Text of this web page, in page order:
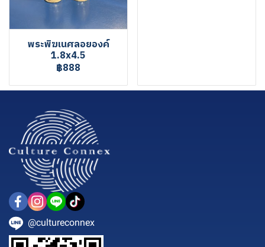
พระพิฆเนศลอยองค์
1.8x4.5
฿888
@cultureconnex